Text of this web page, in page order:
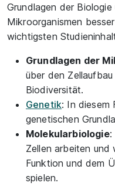
Grundlagen der
Mikroorganismen
wichtigsten
Grundlagen der
über den
Biodiversität.
Genetik: In diesem
genetischen
Molekularbiologie:
Zellen arbeiten und
Funktion und dem
spielen.